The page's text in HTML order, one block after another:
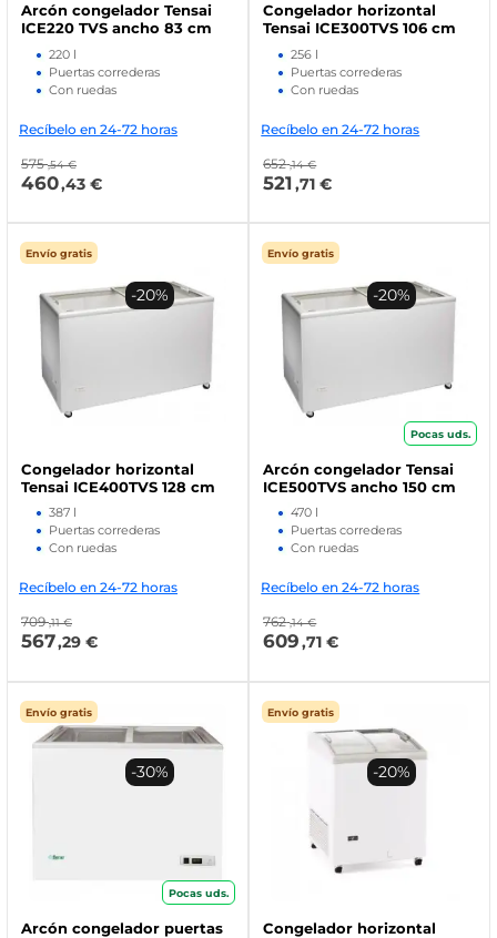
Arcón congelador Tensai
ICE220 TVS ancho 83 cm
220 l
Puertas correderas
Con ruedas
Recíbelo en 24-72 horas
575 ,54 €
460,43 €
Congelador horizontal
Tensai ICE300TVS 106 cm
256 l
Puertas correderas
Con ruedas
Recíbelo en 24-72 horas
652 ,14 €
521,71 €
Envío gratis
Congelador horizontal
Tensai ICE400TVS 128 cm
387 l
Puertas correderas
Con ruedas
Recíbelo en 24-72 horas
709 ,11 €
567,29 €
-20%
Pocas uds.
Envío gratis
Arcón congelador Tensai
ICE500TVS ancho 150 cm
470 l
Puertas correderas
Con ruedas
Recíbelo en 24-72 horas
762 ,14 €
609,71 €
-20%
Pocas uds.
Envío gratis
Arcón congelador puertas
-30%
Envío gratis
Congelador horizontal
-20%